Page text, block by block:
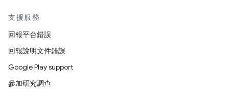
支援服務
回報平台錯誤
回報說明文件錯誤
Google Play support
參加研究調查